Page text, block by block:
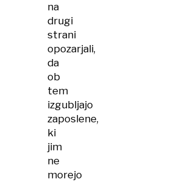
na
drugi
strani
opozarjali,
da
ob
tem
izgubljajo
zaposlene,
ki
jim
ne
morejo